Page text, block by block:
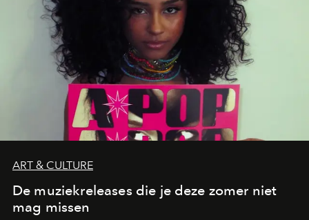
ART & CULTURE
De muziekreleases die je deze zomer niet
mag missen